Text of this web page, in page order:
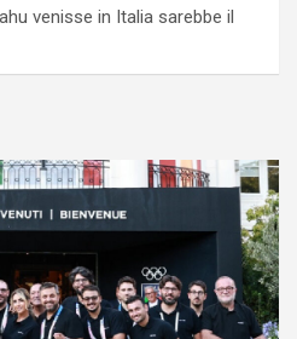
venisse in Italia sarebbe il